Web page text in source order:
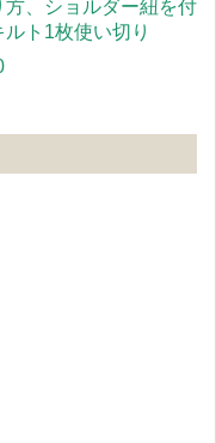
、ショルダー紐を付
ト1枚使い切り